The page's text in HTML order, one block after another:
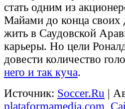
стать одним из
Майами до конца своих
жить в Саудовской
карьеры. Но цели
довести количество
него и так куча.
Источник: Soccer.Ru |
plataformamedia.com,